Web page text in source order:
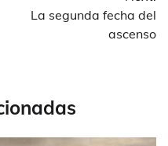
La segunda fecha del
ascenso